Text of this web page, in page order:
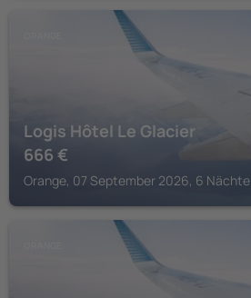
Logis Hôtel Le Glacier
666 €
Orange, 07 September 2026, 6 Nächte